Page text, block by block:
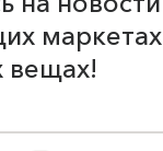
маркетах
вещах!